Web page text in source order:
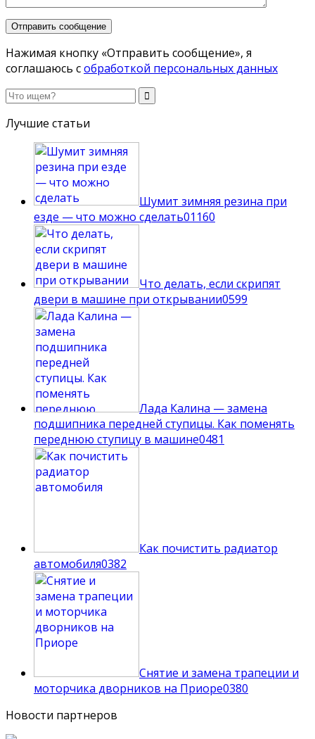
Нажимая кнопку «Отправить сообщение», я
соглашаюсь собработкой персональных данных
Лучшие статьи
Шумит зимняя резина при
езде — что можно сделать01160
Что делать, если скрипят
двери в машине при открывании0599
Лада Калина — замена
подшипника передней ступицы. Как поменять
переднюю ступицу в машине0481
Как почистить радиатор
автомобиля0382
Снятие и замена трапеции и
моторчика дворников на Приоре0380
Новости партнеров